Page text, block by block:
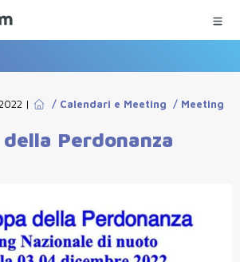
| / Calendari e Meeting / Meeting
Perdonanza